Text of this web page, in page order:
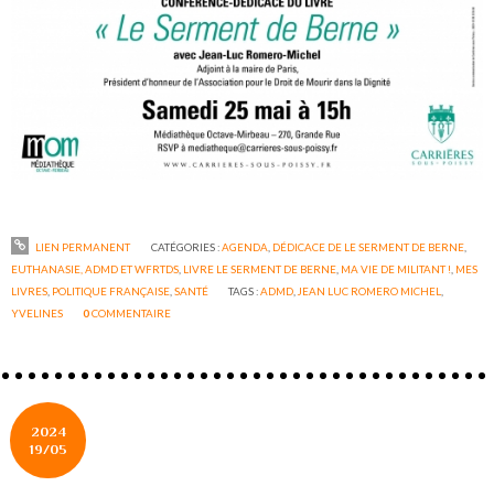
LIEN PERMANENT CATÉGORIES :AGENDA DÉDICACE DE LE SERMENT DE BERNE,
EUTHANASIE, ADMD ET WFRTDS LIVRE LE SERMENT DE BERNE MA VIE DE MILITANT ! MES
LIVRES POLITIQUE FRANÇAISE ,SANTÉ TAGS :ADMD JEAN LUC ROMERO MICHEL
YVELINES
0COMMENTAIRE
2024
19/05